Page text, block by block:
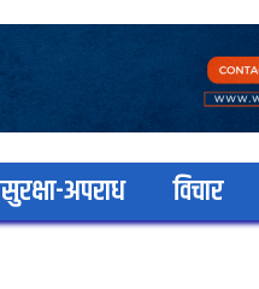
सुरक्षा-अपराध विचार